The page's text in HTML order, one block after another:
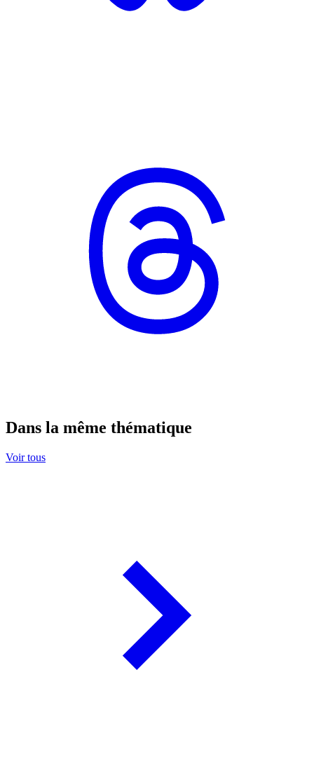
Dans la même thématique
Voir tous